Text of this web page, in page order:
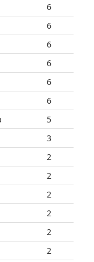
6
6
6
6
6
6
5
3
2
2
2
2
2
2